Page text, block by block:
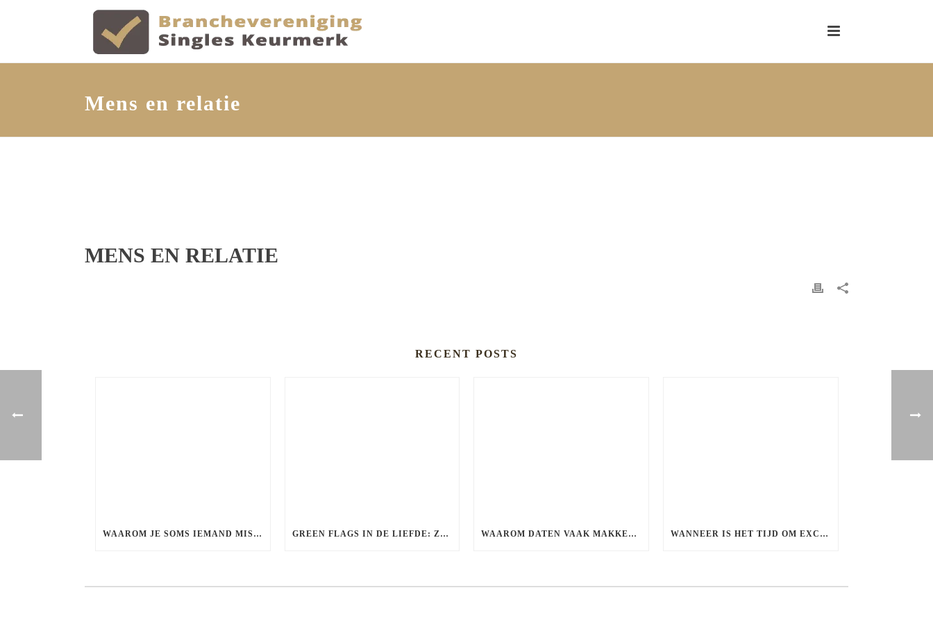
Mens en relatie
MENS EN RELATIE
RECENT POSTS
WAAROM JE SOMS IEMAND MIST DIE EIGENLIJK NIET BIJ JE PASTE GREEN FLAGS IN DE LIEFDE: ZO HERKEN JE EEN GEZONDE RELATIE WAAROM DATEN VAAK MAKKELIJKER VOELT ZODRA HET WEER BETER WORDT WANNEER IS HET TIJD OM EXCLUSIEF TE WORDEN?